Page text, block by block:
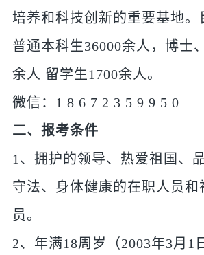
培养和科技创新的重要基地。
普通本科生36000余人，博士
余人 留学生1700余人。
微信：1 8 6 7 2 3 5 9 9 5 0
二、报考条件
1、拥护的领导、热爱祖国、
守法、身体健康的在职人员和
员。
2、年满18周岁（2003年3月1